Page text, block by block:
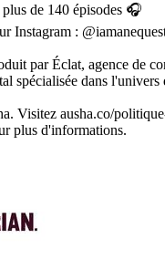
de 140 épisodes 🎧
Instagram :
par Éclat, agence de
spécialisée dans l'univers
Visitez ausha.co/
plus d'informations.